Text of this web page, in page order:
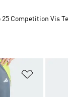
Dodaj
Competition Vis